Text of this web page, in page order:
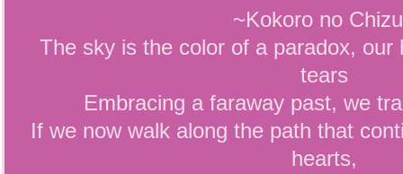
~Kokoro no
The sky is the color of a paradox, our
tears
Embracing a faraway past, we
If we now walk along the path that
hearts,